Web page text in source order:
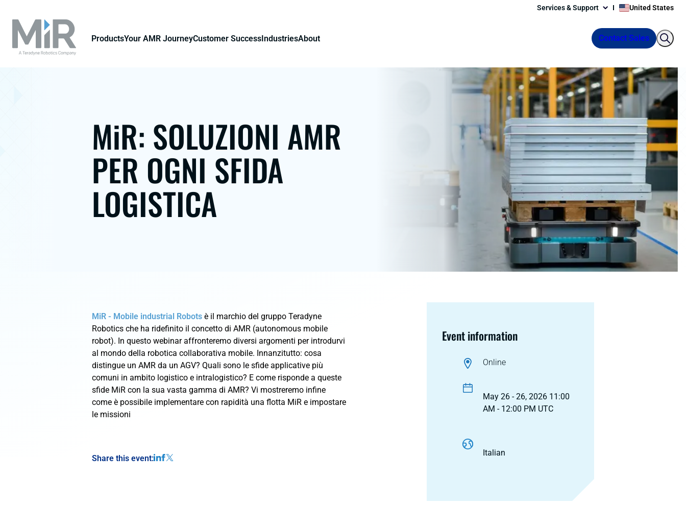
Services & Support United States
ProductsYour AMR JourneyCustomer SuccessIndustriesAbout Contact Sales
MiR: SOLUZIONI AMR
PER OGNI SFIDA
LOGISTICA
MiR - Mobile industrial Robots è il marchio del gruppo Teradyne
Robotics che ha ridefinito il concetto di AMR (autonomous mobile
robot). In questo webinar affronteremo diversi argomenti per introdurvi
al mondo della robotica collaborativa mobile. Innanzitutto: cosa
distingue un AMR da un AGV? Quali sono le sfide applicative più
comuni in ambito logistico e intralogistico? E come risponde a queste
sfide MiR con la sua vasta gamma di AMR? Vi mostreremo infine
come è possibile implementare con rapidità una flotta MiR e impostare
le missioni
Share this event:
Event information
Online
May 26 - 26, 2026 11:00
AM - 12:00 PM UTC
Italian